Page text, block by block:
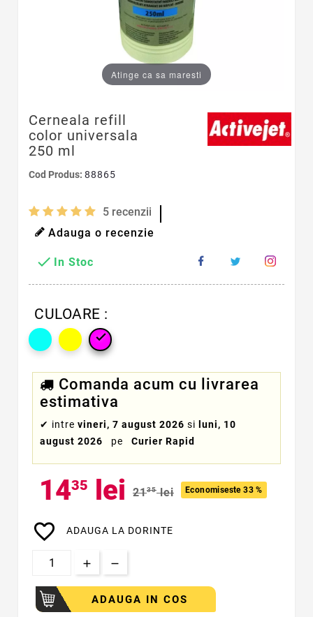
Atinge ca sa maresti
Cerneala refill
color universala
250 ml
Cod Produs: 88865
5 recenzii
Adauga o recenzie
 In Stoc
CULOARE :

Comanda acum cu livrarea
estimativa
✔ intre vineri, 7 august 2026 si
luni, 10
august 2026
pe Curier Rapid
1435 lei 2135 lei Economiseste 33 %
favorite_border ADAUGA LA DORINTE
ADAUGA IN COS